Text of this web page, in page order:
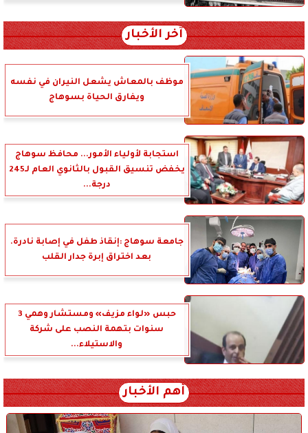
آخر الأخبار
موظف بالمعاش يشعل النيران في نفسه
ويفارق الحياة بسوهاج
استجابة لأولياء الأمور... محافظ سوهاج
يخفض تنسيق القبول بالثانوي العام لـ245
درجة...
جامعة سوهاج :إنقاذ طفل في إصابة نادرة.
بعد اختراق إبرة جدار القلب
حبس «لواء مزيف» ومستشار وهمي 3
سنوات بتهمة النصب على شركة
والاستيلاء...
أهم الأخبار